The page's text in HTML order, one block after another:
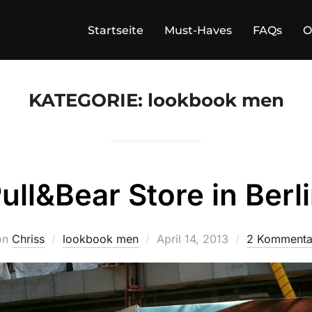
Startseite Must-Haves FAQs
KATEGORIE: lookbook men
Store in
Chriss lookbook men
Veröffentlicht
April 14, 2013 2